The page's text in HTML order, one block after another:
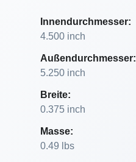
Innendurchmesser:
4.500 inch
Außendurchmesser:
5.250 inch
Breite:
0.375 inch
Masse:
0.49 lbs